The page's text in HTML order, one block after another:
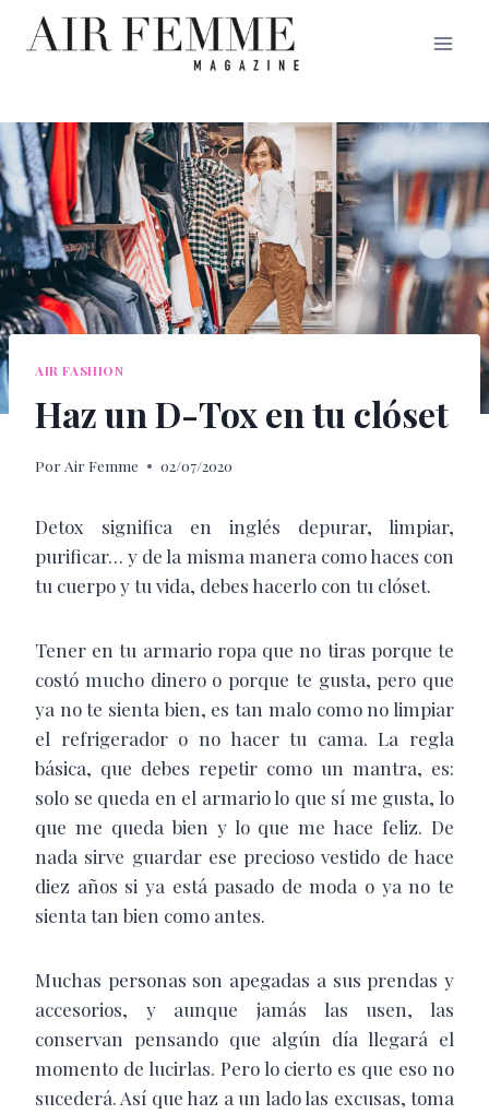
Saltar
AIR FASHION
Haz un D-Tox en tu clóset
Por Air Femme 02/07/2020
Detox significa en inglés depurar, limpiar,
purificar… y de la misma manera como haces con
tu cuerpo y tu vida, debes hacerlo con tu clóset.
Tener en tu armario ropa que no tiras porque te
costó mucho dinero o porque te gusta, pero que
ya no te sienta bien, es tan malo como no limpiar
el refrigerador o no hacer tu cama. La regla
básica, que debes repetir como un mantra, es:
solo se queda en el armario lo que sí me gusta, lo
que me queda bien y lo que me hace feliz. De
nada sirve guardar ese precioso vestido de hace
diez años si ya está pasado de moda o ya no te
sienta tan bien como antes.
Muchas personas son apegadas a sus prendas y
accesorios, y aunque jamás las usen, las
conservan pensando que algún día llegará el
momento de lucirlas. Pero lo cierto es que eso no
sucederá. Así que haz a un lado las excusas, toma